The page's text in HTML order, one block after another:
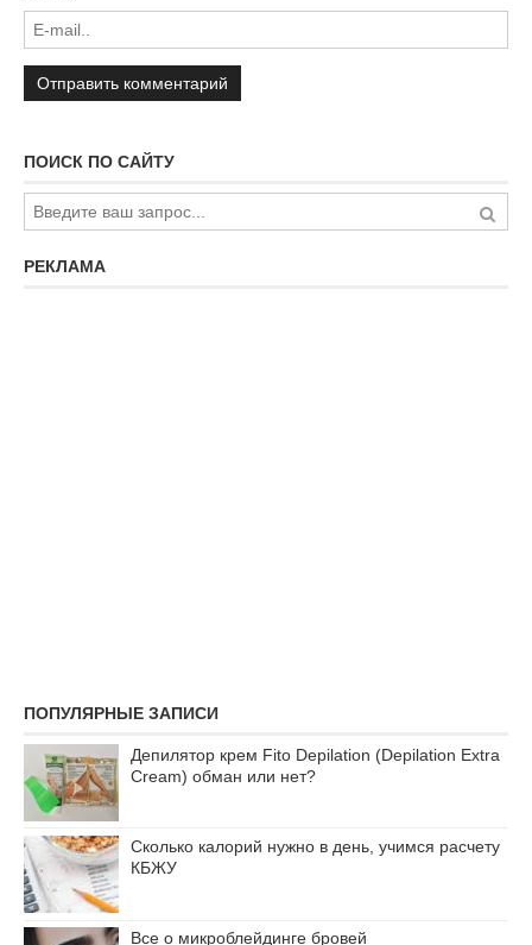
ПОИСК ПО САЙТУ
РЕКЛАМА
ПОПУЛЯРНЫЕ ЗАПИСИ
Депилятор крем Fito Depilation (Depilation Extra
Cream) обман или нет?
Сколько калорий нужно в день, учимся расчету
КБЖУ
Все о микроблейдинге бровей